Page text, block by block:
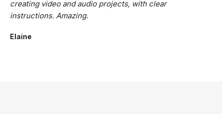
creating video and audio projects, with clear
instructions. Amazing.
Elaine